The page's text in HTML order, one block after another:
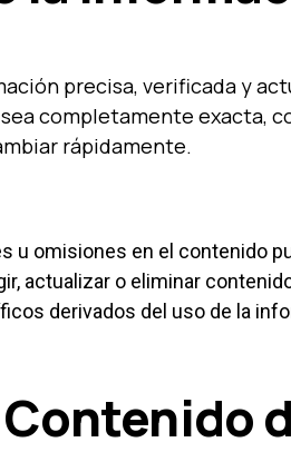
precisa, verificada y
completamente exacta,
rápidamente.
u omisiones en el contenido
actualizar o eliminar
derivados del uso de la